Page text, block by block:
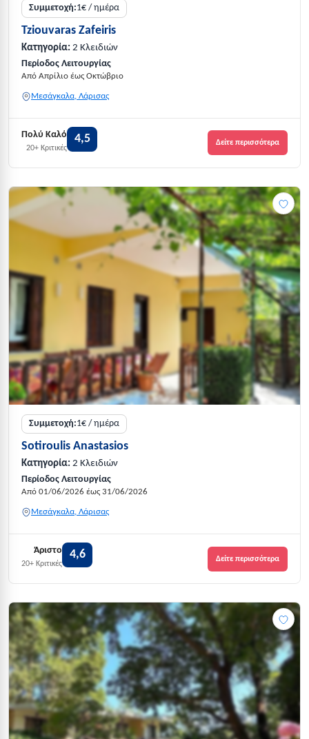
Συμμετοχή:1€ / ημέρα
Tziouvaras Zafeiris
Κατηγορία: 2 Κλειδιών
Περίοδος Λειτουργίας
Από Απρίλιο έως Οκτώβριο
Μεσάγκαλα, Λάρισας
Πολύ Καλό
20+ Κριτικές
4,5 Δείτε περισσότερα
Συμμετοχή:1€ / ημέρα
Sotiroulis Anastasios
Κατηγορία: 2 Κλειδιών
Περίοδος Λειτουργίας
Από 01/06/2026 έως 31/06/2026
Μεσάγκαλα, Λάρισας
Άριστο
20+ Κριτικές
4,6 Δείτε περισσότερα